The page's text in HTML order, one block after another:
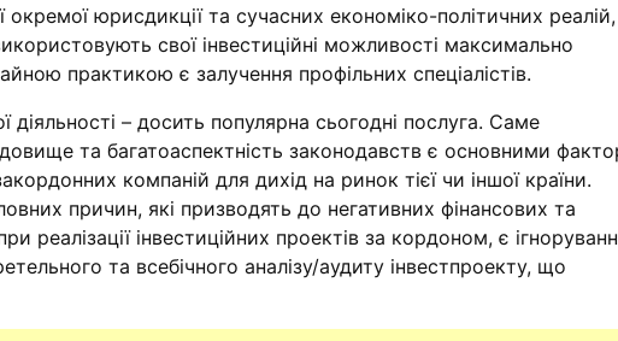
юрисдикції та сучасних економіко-політичних реалій,
свої інвестиційні можливості максимально
практикою є залучення профільних спеціалістів.
діяльності – досить популярна сьогодні послуга. Саме
та багатоаспектність законодавств є основними
компаній для дихід на ринок тієї чи іншої країни.
причин, які призводять до негативних фінансових та
реалізації інвестиційних проектів за кордоном, є
та всебічного аналізу/аудиту інвестпроекту, що